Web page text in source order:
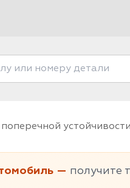
поперечной устойчивости
— получите